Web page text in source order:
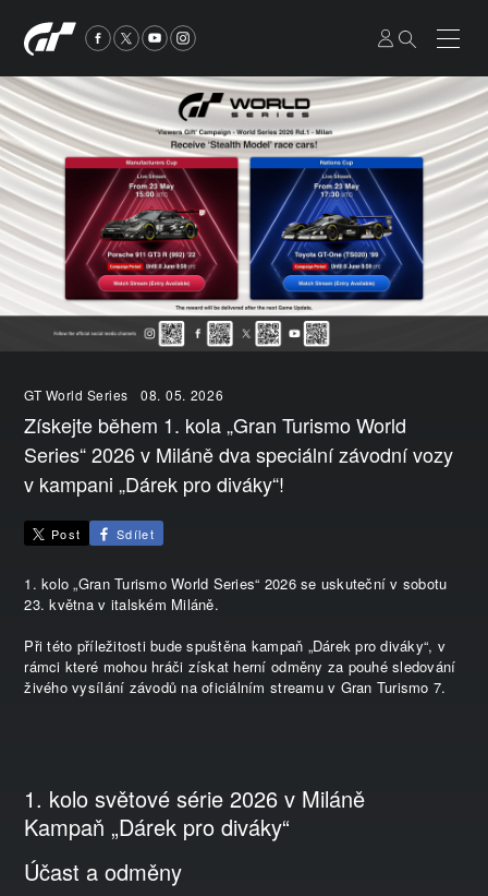
GT World Series 08. 05. 2026
Získejte během 1. kola „Gran Turismo World
Series“ 2026 v Miláně dva speciální závodní vozy
v kampani „Dárek pro diváky“!
Post Sdílet
1. kolo „Gran Turismo World Series“ 2026 se uskuteční v sobotu
23. května v italském Miláně.
Při této příležitosti bude spuštěna kampaň „Dárek pro diváky“, v
rámci které mohou hráči získat herní odměny za pouhé sledování
živého vysílání závodů na oficiálním streamu v Gran Turismo 7.
1. kolo světové série 2026 v Miláně
Kampaň „Dárek pro diváky“
Účast a odměny